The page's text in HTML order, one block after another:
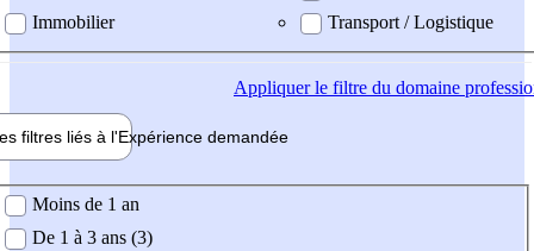
Immobilier
Transport / Logistique
Appliquerle filtre du domaine
filtres liés à l'Expérience demandée
demandée
Moins de 1 an
De 1 à 3 ans (3)